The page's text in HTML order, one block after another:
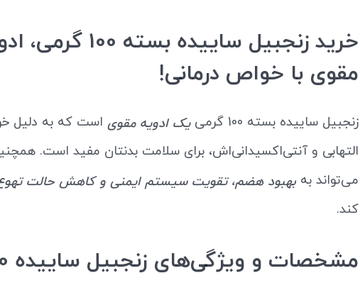
خرید زنجبیل ساییده بسته
مقوی با خواص درمانی!
زنجبیل ساییده بسته 100 گرمی یک ادویه مقوی است که به دلیل
التهابی و آنتی‌اکسیدانی‌اش، برای سلامت بدنتان مفید است.
می‌تواند به بهبود هضم، تقویت سیستم ایمنی و کاهش حالت
کند.
مشخصات و ویژگی‌های زنجبیل ساییده 100 گرمی